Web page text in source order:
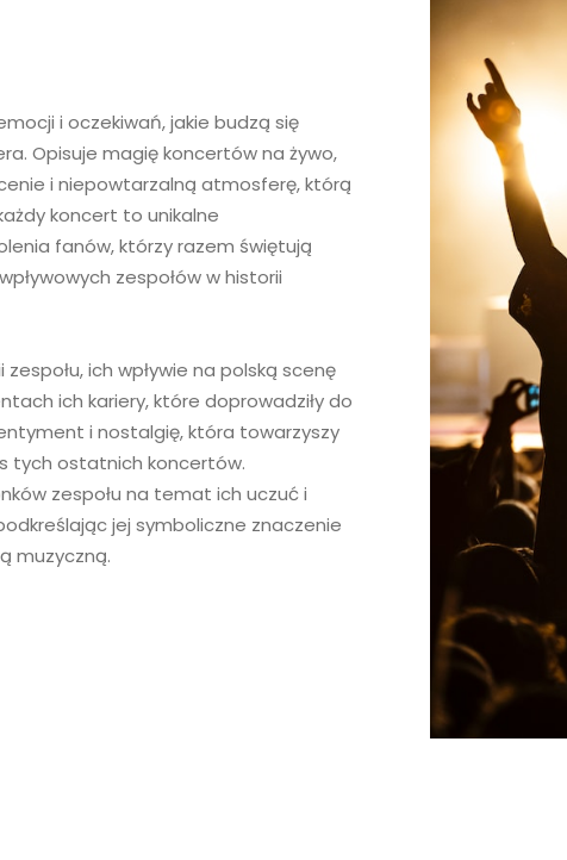
i oczekiwań, jakie budzą się
Opisuje magię koncertów na żywo,
i niepowtarzalną atmosferę, którą
koncert to unikalne
fanów, którzy razem świętują
zespołów w historii
ich wpływie na polską scenę
ich kariery, które doprowadziły do
i nostalgię, która towarzyszy
tych ostatnich koncertów.
zespołu na temat ich uczuć i
jej symboliczne znaczenie
muzyczną.